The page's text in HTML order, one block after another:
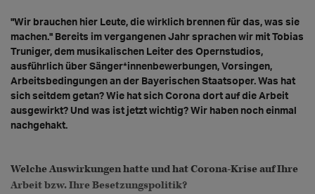
"Wir brauchen hier Leute, die wirklich brennen für das, was sie
machen." Bereits im vergangenen Jahr sprachen wir mit Tobias
Truniger, dem musikalischen Leiter des Opernstudios,
ausführlich über Sänger*innenbewerbungen, Vorsingen,
Arbeitsbedingungen an der Bayerischen Staatsoper. Was hat
sich seitdem getan? Wie hat sich Corona dort auf die Arbeit
ausgewirkt? Und was ist jetzt wichtig? Wir haben noch einmal
nachgehakt.
Welche Auswirkungen hatte und hat Corona-Krise auf Ihre
Arbeit bzw. Ihre Besetzungspolitik?